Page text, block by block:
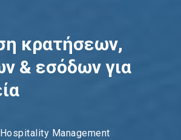
κρατήσεων,
& εσόδων για
Management